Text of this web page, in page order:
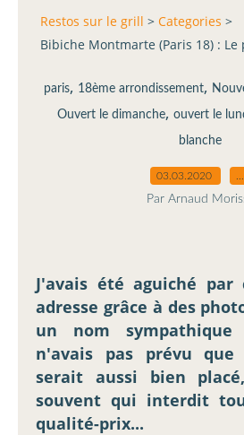
Restos sur le grill > Categories >
Bibiche Montmarte (Paris 18) :
paris, 18ème arrondissement,
Ouvert le dimanche, ouvert le
blanche
03.03.2020
Par Arnaud
J'avais été aguiché par
adresse grâce à des
un nom
n'avais pas prévu
serait aussi bien
souvent qui interdit
qualité-prix...